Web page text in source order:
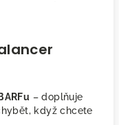
– doplňuje
když chcete